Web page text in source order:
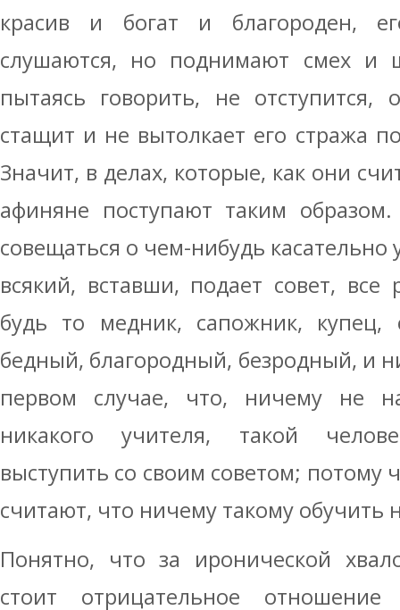
красив и богат и благороден,
слушаются, но поднимают смех
пытаясь говорить, не
стащит и не вытолкает его стража
Значит, в делах, которые, как они
афиняне поступают таким
совещаться о чем-нибудь касательно
всякий, вставши, подает совет,
будь то медник, сапожник, купец,
бедный, благородный, безродный, и
первом случае, что, ничему не
никакого учителя, такой
выступить со своим советом; потому
считают, что ничему такому обучить
Понятно, что за иронической
стоит отрицательное